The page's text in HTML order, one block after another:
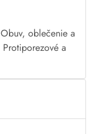
Obuv, oblečenie a
Protiporezové a